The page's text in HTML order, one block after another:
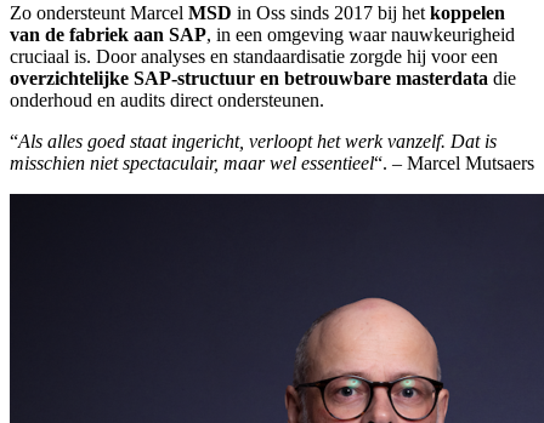
Zo ondersteunt Marcel MSD in Oss sinds 2017 bij het koppelen
van de fabriek aan SAP, in een omgeving waar nauwkeurigheid
cruciaal is. Door analyses en standaardisatie zorgde hij voor een
overzichtelijke SAP-structuur en betrouwbare masterdata die
onderhoud en audits direct ondersteunen.
“Als alles goed staat ingericht, verloopt het werk vanzelf. Dat is
misschien niet spectaculair, maar wel essentieel“. – Marcel Mutsaers